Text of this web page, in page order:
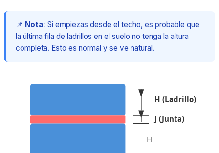
📌 Nota: Si empiezas desde el techo, es probable que
la última fila de ladrillos en el suelo no tenga la altura
completa. Esto es normal y se ve natural.
H (Ladrillo)
J (Junta)
H